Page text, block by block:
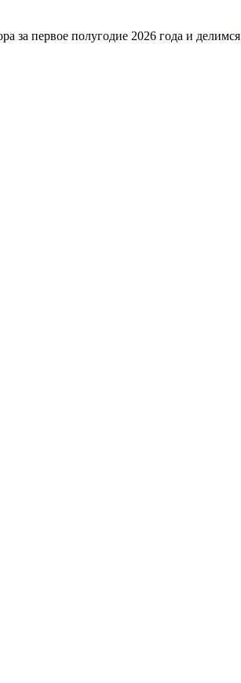
за первое полугодие 2026 года и делимся